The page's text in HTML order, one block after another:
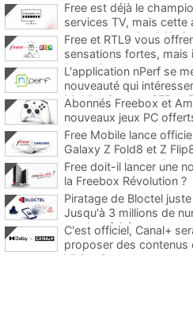
Free est déjà le
services TV, mais cette
encore au moins 141
Free et RTL9 vous
sensations fortes, mais
l'obtenir
L'application nPerf se
nouveauté qui
Mobile, Orange, SFR et
Abonnés Freebox et
nouveaux jeux PC
Free Mobile lance
Galaxy Z Fold8 et Z
promos et des cadeaux
Free doit-il lancer une
la Freebox Révolution ?
Piratage de Bloctel
Jusqu'à 3 millions de
auraient fuité
C'est officiel, Canal+
proposer des contenus
Vision 2